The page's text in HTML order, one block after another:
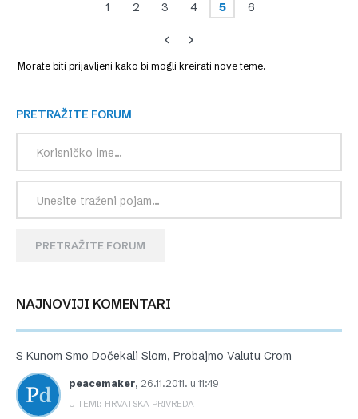
1 2 3 4 5 6
Morate biti prijavljeni kako bi mogli kreirati nove teme.
PRETRAŽITE FORUM
PRETRAŽITE FORUM
NAJNOVIJI KOMENTARI
S Kunom Smo Dočekali Slom, Probajmo Valutu Crom
peacemaker, 26.11.2011. u 11:49
U TEMI: HRVATSKA PRIVREDA